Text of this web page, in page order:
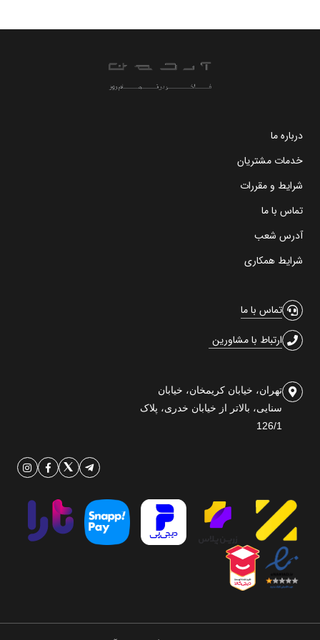
درباره ما
خدمات مشتریان
شرایط و مقررات
تماس با ما
آدرس شعب
شرایط همکاری
تماس با ما
ارتباط با مشاورین
تهران، خیابان کریمخان، خیابان
سنایی، بالاتر از خیابان خدری، پلاک
126/1